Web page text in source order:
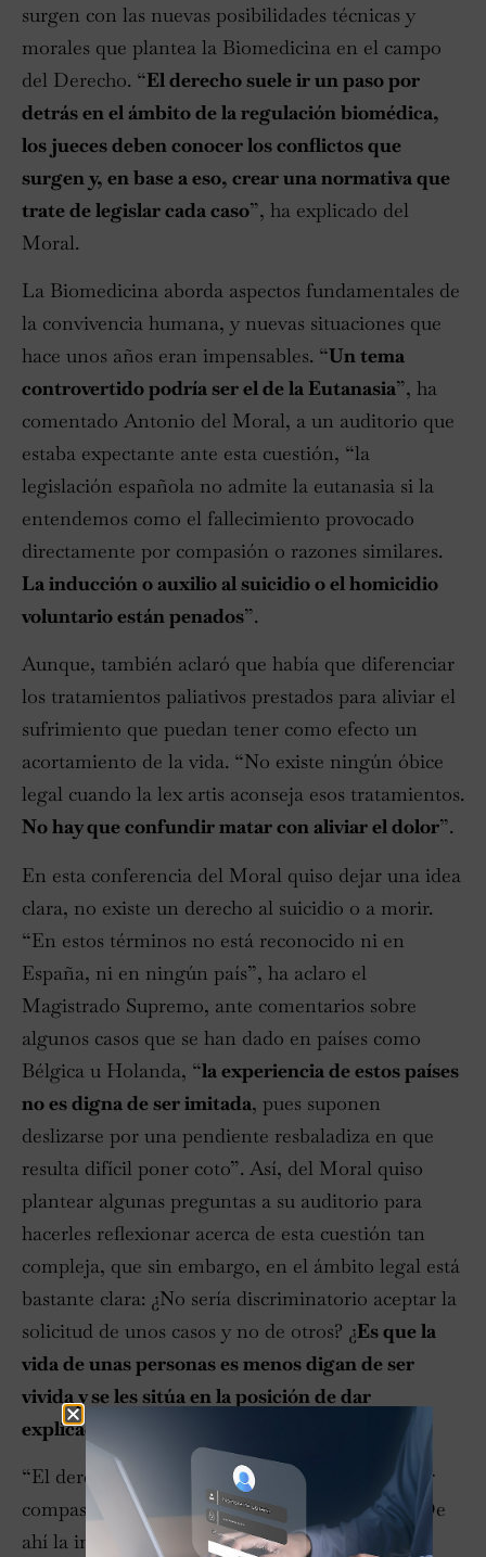
surgen con las nuevas posibilidades técnicas y
morales que plantea la Biomedicina en el campo
del Derecho. “El derecho suele ir un paso por
detrás en el ámbito de la regulación biomédica,
los jueces deben conocer los conflictos que
surgen y, en base a eso, crear una normativa que
trate de legislar cada caso”, ha explicado del
Moral.
La Biomedicina aborda aspectos fundamentales de
la convivencia humana, y nuevas situaciones que
hace unos años eran impensables. “Un tema
controvertido podría ser el de la Eutanasia”, ha
comentado Antonio del Moral, a un auditorio que
estaba expectante ante esta cuestión, “la
legislación española no admite la eutanasia si la
entendemos como el fallecimiento provocado
directamente por compasión o razones similares.
La inducción o auxilio al suicidio o el homicidio
voluntario están penados”.
Aunque, también aclaró que había que diferenciar
los tratamientos paliativos prestados para aliviar el
sufrimiento que puedan tener como efecto un
acortamiento de la vida. “No existe ningún óbice
legal cuando la lex artis aconseja esos tratamientos.
No hay que confundir matar con aliviar el dolor”.
En esta conferencia del Moral quiso dejar una idea
clara, no existe un derecho al suicidio o a morir.
“En estos términos no está reconocido ni en
España, ni en ningún país”, ha aclaro el
Magistrado Supremo, ante comentarios sobre
algunos casos que se han dado en países como
Bélgica u Holanda, “la experiencia de estos países
no es digna de ser imitada, pues suponen
deslizarse por una pendiente resbaladiza en que
resulta difícil poner coto”. Así, del Moral quiso
plantear algunas preguntas a su auditorio para
hacerles reflexionar acerca de esta cuestión tan
compleja, que sin embargo, en el ámbito legal está
bastante clara: ¿No sería discriminatorio aceptar la
solicitud de unos casos y no de otros? ¿Es que la
vida de unas personas es menos digan de ser
vivida y se les sitúa en la posición de dar
explicaciones por querer seguir viviendo
“El derecho español no admite el homicidio por
compasión”, afirmó rotundamente del Moral. De
ahí la importancia de que lalegislación fuese